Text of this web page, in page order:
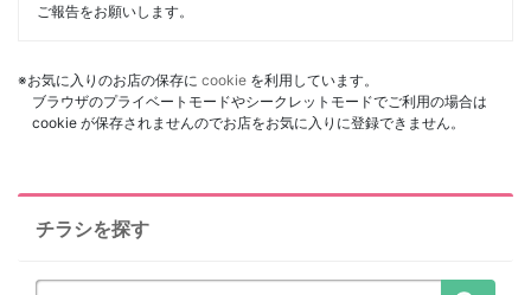
ご報告をお願いします。
※お気に入りのお店の保存に cookie を利用しています。
ブラウザのプライベートモードやシークレットモードでご利用の場合は
cookie が保存されませんのでお店をお気に入りに登録できません。
チラシを探す